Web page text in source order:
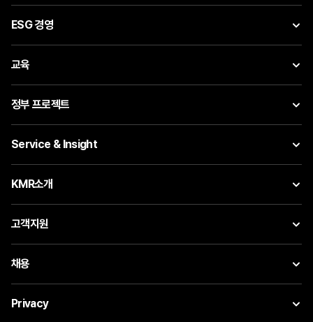
ESG 경영
교육
정부 프로젝트
Service & Insight
KMR소개
고객지원
채용
Privacy